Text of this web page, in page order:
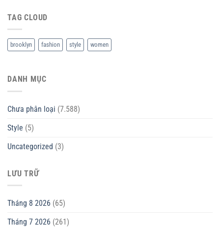
TAG CLOUD
brooklyn fashion style women
DANH MỤC
Chưa phân loại (7.588)
Style (5)
Uncategorized (3)
LƯU TRỮ
Tháng 8 2026 (65)
Tháng 7 2026 (261)